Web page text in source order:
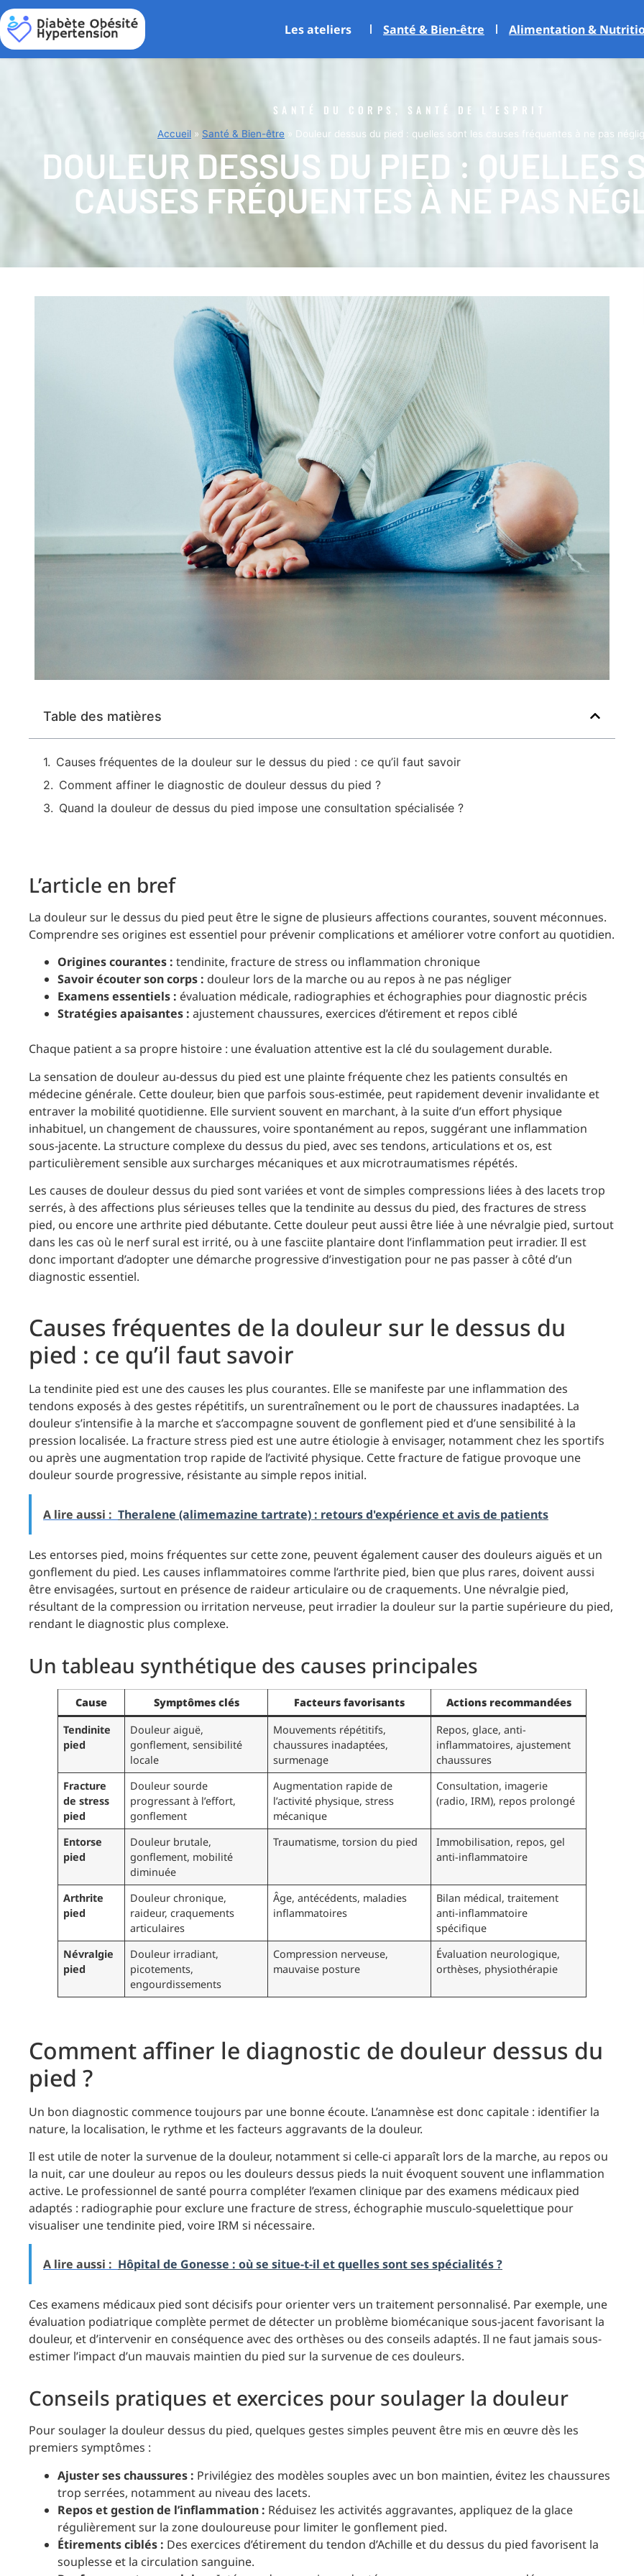
Les ateliers Santé & Bien-être Alimentation &
SANTÉ DU CORPS, SANTÉ DE L'ESPRIT
Accueil » Santé & Bien-être » Douleur dessus du pied : quelles sont les causes fréquentes à ne pas
DOULEUR DESSUS DU PIED : QUELLES
CAUSES FRÉQUENTES À NE PAS
Table des matières
Causes fréquentes de la douleur sur le dessus du pied : ce qu’il faut savoir
Comment affiner le diagnostic de douleur dessus du pied ?
Quand la douleur de dessus du pied impose une consultation spécialisée ?
L’article en bref
La douleur sur le dessus du pied peut être le signe de plusieurs affections courantes, souvent méconnues.
Comprendre ses origines est essentiel pour prévenir complications et améliorer votre confort au quotidien.
Origines courantes : tendinite, fracture de stress ou inflammation chronique
Savoir écouter son corps : douleur lors de la marche ou au repos à ne pas négliger
Examens essentiels : évaluation médicale, radiographies et échographies pour diagnostic précis
Stratégies apaisantes : ajustement chaussures, exercices d’étirement et repos ciblé
Chaque patient a sa propre histoire : une évaluation attentive est la clé du soulagement durable.
La sensation de douleur au-dessus du pied est une plainte fréquente chez les patients consultés en
médecine générale. Cette douleur, bien que parfois sous-estimée, peut rapidement devenir invalidante et
entraver la mobilité quotidienne. Elle survient souvent en marchant, à la suite d’un effort physique
inhabituel, un changement de chaussures, voire spontanément au repos, suggérant une inflammation
sous-jacente. La structure complexe du dessus du pied, avec ses tendons, articulations et os, est
particulièrement sensible aux surcharges mécaniques et aux microtraumatismes répétés.
Les causes de douleur dessus du pied sont variées et vont de simples compressions liées à des lacets trop
serrés, à des affections plus sérieuses telles que la tendinite au dessus du pied, des fractures de stress
pied, ou encore une arthrite pied débutante. Cette douleur peut aussi être liée à une névralgie pied, surtout
dans les cas où le nerf sural est irrité, ou à une fasciite plantaire dont l’inflammation peut irradier. Il est
donc important d’adopter une démarche progressive d’investigation pour ne pas passer à côté d’un
diagnostic essentiel.
Causes fréquentes de la douleur sur le dessus du
pied : ce qu’il faut savoir
La tendinite pied est une des causes les plus courantes. Elle se manifeste par une inflammation des
tendons exposés à des gestes répétitifs, un surentraînement ou le port de chaussures inadaptées. La
douleur s’intensifie à la marche et s’accompagne souvent de gonflement pied et d’une sensibilité à la
pression localisée. La fracture stress pied est une autre étiologie à envisager, notamment chez les sportifs
ou après une augmentation trop rapide de l’activité physique. Cette fracture de fatigue provoque une
douleur sourde progressive, résistante au simple repos initial.
A lire aussi : Theralene (alimemazine tartrate) : retours d'expérience et avis de patients
Les entorses pied, moins fréquentes sur cette zone, peuvent également causer des douleurs aiguës et un
gonflement du pied. Les causes inflammatoires comme l’arthrite pied, bien que plus rares, doivent aussi
être envisagées, surtout en présence de raideur articulaire ou de craquements. Une névralgie pied,
résultant de la compression ou irritation nerveuse, peut irradier la douleur sur la partie supérieure du pied,
rendant le diagnostic plus complexe.
Un tableau synthétique des causes principales
Cause Symptômes clés Facteurs favorisants
Actions recommandées
Tendinite
pied
Douleur aiguë,
gonflement, sensibilité
locale
Mouvements répétitifs,
chaussures inadaptées,
surmenage
Repos, glace, anti-
inflammatoires, ajustement
chaussures
Fracture
de stress
pied
Douleur sourde
progressant à l’effort,
gonflement
Augmentation rapide de
l’activité physique, stress
mécanique
Consultation, imagerie
(radio, IRM), repos prolongé
Entorse
pied
Douleur brutale,
gonflement, mobilité
diminuée
Traumatisme, torsion du pied
Immobilisation, repos, gel
anti-inflammatoire
Arthrite
pied
Douleur chronique,
raideur, craquements
articulaires
Âge, antécédents, maladies
inflammatoires
Bilan médical, traitement
anti-inflammatoire
spécifique
Névralgie
pied
Douleur irradiant,
picotements,
engourdissements
Compression nerveuse,
mauvaise posture
Évaluation neurologique,
orthèses, physiothérapie
Comment affiner le diagnostic de douleur dessus du
pied ?
Un bon diagnostic commence toujours par une bonne écoute. L’anamnèse est donc capitale : identifier la
nature, la localisation, le rythme et les facteurs aggravants de la douleur.
Il est utile de noter la survenue de la douleur, notamment si celle-ci apparaît lors de la marche, au repos ou
la nuit, car une douleur au repos ou les douleurs dessus pieds la nuit évoquent souvent une inflammation
active. Le professionnel de santé pourra compléter l’examen clinique par des examens médicaux pied
adaptés : radiographie pour exclure une fracture de stress, échographie musculo-squelettique pour
visualiser une tendinite pied, voire IRM si nécessaire.
A lire aussi : Hôpital de Gonesse : où se situe-t-il et quelles sont ses spécialités ?
Ces examens médicaux pied sont décisifs pour orienter vers un traitement personnalisé. Par exemple, une
évaluation podiatrique complète permet de détecter un problème biomécanique sous-jacent favorisant la
douleur, et d’intervenir en conséquence avec des orthèses ou des conseils adaptés. Il ne faut jamais sous-
estimer l’impact d’un mauvais maintien du pied sur la survenue de ces douleurs.
Conseils pratiques et exercices pour soulager la douleur
Pour soulager la douleur dessus du pied, quelques gestes simples peuvent être mis en œuvre dès les
premiers symptômes :
Ajuster ses chaussures : Privilégiez des modèles souples avec un bon maintien, évitez les chaussures
trop serrées, notamment au niveau des lacets.
Repos et gestion de l’inflammation : Réduisez les activités aggravantes, appliquez de la glace
régulièrement sur la zone douloureuse pour limiter le gonflement pied.
Étirements ciblés : Des exercices d’étirement du tendon d’Achille et du dessus du pied favorisent la
souplesse et la circulation sanguine.